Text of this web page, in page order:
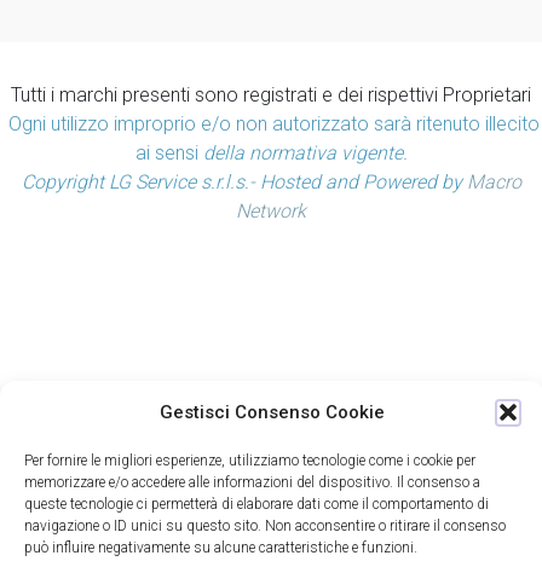
Gestisci Consenso Cookie
Per fornire le migliori esperienze, utilizziamo tecnologie come i cookie per
memorizzare e/o accedere alle informazioni del dispositivo. Il consenso a
queste tecnologie ci permetterà di elaborare dati come il comportamento di
navigazione o ID unici su questo sito. Non acconsentire o ritirare il consenso
può influire negativamente su alcune caratteristiche e funzioni.
Tutti i marchi presenti sono registrati e dei rispettivi Proprietari
Ogni utilizzo improprio e/o non autorizzato sarà ritenuto illecito
ai sensidella normativa vigente.
Copyright LG Service s.r.l.s.- Hosted and Powered byMacro
Network